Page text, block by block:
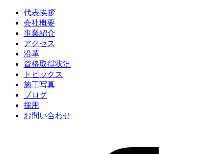
代表挨拶
会社概要
事業紹介
アクセス
沿革
資格取得状況
トピックス
施工写真
ブログ
採用
お問い合わせ